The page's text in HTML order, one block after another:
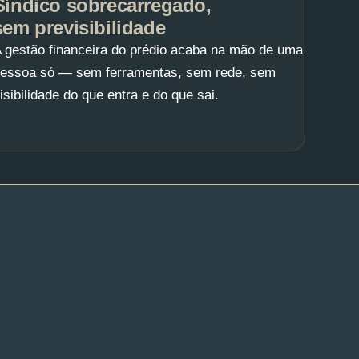
sobrecarregado,
previsibilidade
gestão financeira do prédio acaba na mão de uma
só — sem ferramentas, sem rede, sem
do que entra e do que sai.